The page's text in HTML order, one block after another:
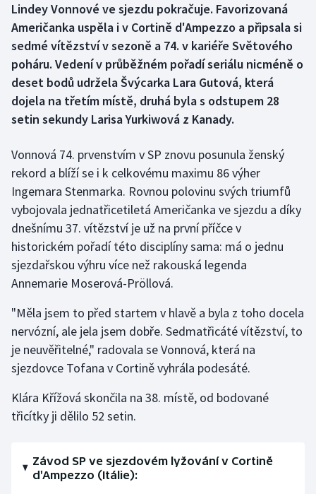
Box
Curling
Dostihy
Florbal
Futsal
Golf
Gymnastika
Házená
Jezdectví
Judo
Krasobruslení
Lyže a snowboard
Motorsport
Lindey Vonnové ve sjezdu pokračuje. Favorizovaná
Američanka uspěla i v Cortině d'Ampezzo a připsala si
sedmé vítězství v sezoně a 74. v kariéře Světového
poháru. Vedení v průběžném pořadí seriálu nicméně o
deset bodů udržela Švýcarka Lara Gutová, která
dojela na třetím místě, druhá byla s odstupem 28
setin sekundy Larisa Yurkiwová z Kanady.
Vonnová 74. prvenstvím v SP znovu posunula ženský
rekord a blíží se i k celkovému maximu 86 výher
Ingemara Stenmarka. Rovnou polovinu svých triumfů
vybojovala jednatřicetiletá Američanka ve sjezdu a díky
dnešnímu 37. vítězství je už na první příčce v
historickém pořadí této disciplíny sama: má o jednu
sjezdařskou výhru více než rakouská legenda
Annemarie Moserová-Pröllová.
"Měla jsem to před startem v hlavě a byla z toho docela
nervózní, ale jela jsem dobře. Sedmatřicáté vítězství, to
je neuvěřitelné," radovala se Vonnová, která na
sjezdovce Tofana v Cortině vyhrála podesáté.
Klára Křížová skončila na 38. místě, od bodované
třicítky ji dělilo 52 setin.
Závod SP ve sjezdovém lyžování v Cortině
d'Ampezzo (Itálie):